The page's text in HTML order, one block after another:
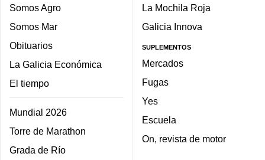
Somos Agro
Somos Mar
Obituarios
La Galicia Económica
El tiempo
Mundial 2026
Torre de Marathon
Grada de Río
La Mochila Roja
Galicia Innova
SUPLEMENTOS
Mercados
Fugas
Yes
Escuela
On, revista de motor